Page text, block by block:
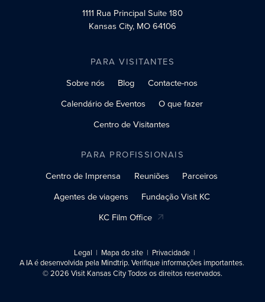
1111 Rua PrincipalSuite 180
Kansas City, MO 64106
PARA VISITANTES
Sobre nós
Blog
Contacte-nos
Calendário de Eventos
O que fazer
Centro de Visitantes
PARA PROFISSIONAIS
Centro de Imprensa
Reuniões
Parceiros
Agentes de viagens
Fundação Visit KC
KC Film Office
Legal Mapa do site
Privacidade
A IA é desenvolvida pela Mindtrip. Verifique informações importantes.
© 2026 Visit Kansas City Todos os direitos reservados.